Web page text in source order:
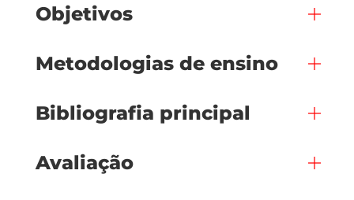
Objetivos
Metodologias de ensino
Bibliografia principal
Avaliação